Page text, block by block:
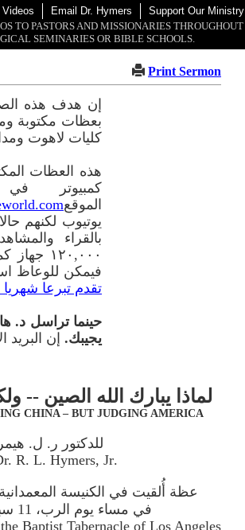
Email Dr. Hymers Support Our Ministry
TO PASTORS AND MISSIONARIES THROUGHOUT
SEMINARIES OR BIBLE SCHOOLS.
Print Sermon
إن هدف هذه
بعظات مكتوبة
كليات لاهوت
هذه العظات
الموقع
يوتيوب لكنهم
فيمكن للوعاظ
تقدم تبرعا
حينما تراسل د.
يجيبك. إن البريد
لماذا يبارك الله الصين --
CHINA – BUT JUDGING AMERICA!
للدكتور ر. ل.
.by Dr. R. L. Hymers, Jr
عظة أُلقيت في الكنيسة
في مساء يوم الرب، 11 سبتمبر 2011
Baptist Tabernacle of Los Angeles